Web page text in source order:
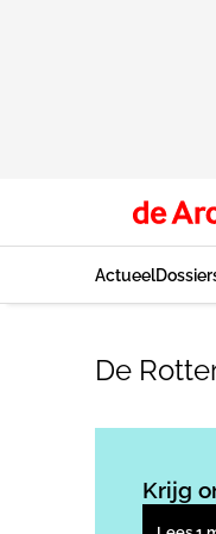
Actueel
De
Krijg